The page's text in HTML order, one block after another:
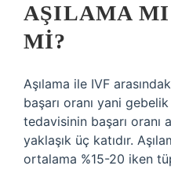
AŞILAMA
MI?
Aşılama ile IVF
başarı oranı yani
tedavisinin başarı oranı
yaklaşık üç katıdır.
ortalama %15-20 iken